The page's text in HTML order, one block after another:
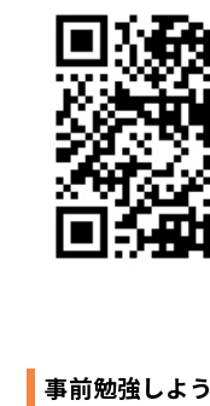
事前勉強しよう